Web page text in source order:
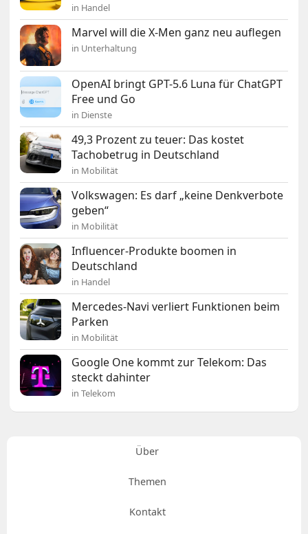
in Handel
Marvel will die X-Men ganz neu auflegen
in Unterhaltung
OpenAI bringt GPT-5.6 Luna für ChatGPT
Free und Go
in Dienste
49,3 Prozent zu teuer: Das kostet
Tachobetrug in Deutschland
in Mobilität
Volkswagen: Es darf „keine Denkverbote
geben“
in Mobilität
Influencer-Produkte boomen in
Deutschland
in Handel
Mercedes-Navi verliert Funktionen beim
Parken
in Mobilität
Google One kommt zur Telekom: Das
steckt dahinter
in Telekom
Über
Themen
Kontakt